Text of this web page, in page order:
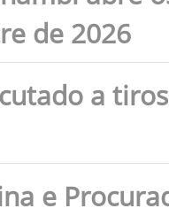
de 2026
a
e